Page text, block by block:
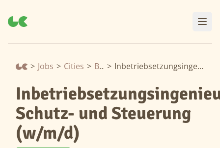
> Jobs > Cities > Baden > Inbetriebsetzungsingenieur Schutz- und Steuerung (w/m/d)
Schutz- und Steuerung
(w/m/d)